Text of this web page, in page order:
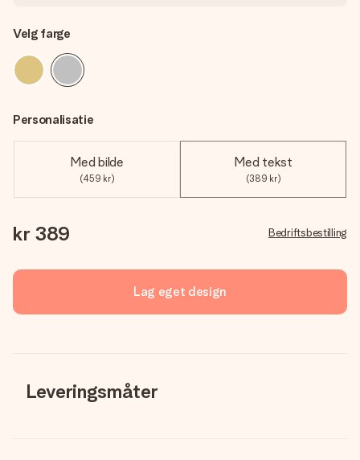
Velg farge
Personalisatie
Med bilde
(459 kr)
Med tekst
(389 kr)
kr 389 Bedriftsbestilling
Lag eget design
Leveringsmåter